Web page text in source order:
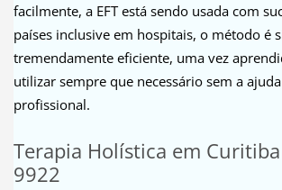
facilmente, a EFT está sendo usada com
países inclusive em hospitais, o método é
tremendamente eficiente, uma vez
utilizar sempre que necessário sem a
profissional.
Terapia Holística em
9922